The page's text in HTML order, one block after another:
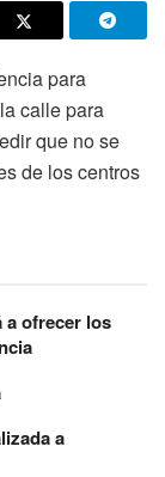
para
calle para
que no se
de los centros
a ofrecer los
a